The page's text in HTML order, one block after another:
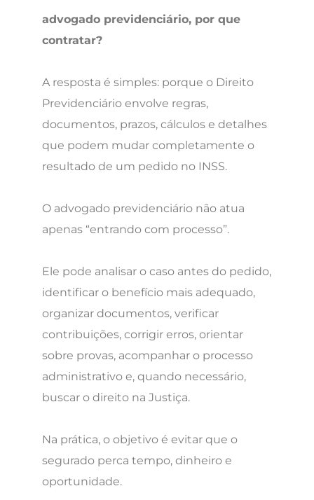
advogado previdenciário, por que
contratar?
A resposta é simples: porque o Direito
Previdenciário envolve regras,
documentos, prazos, cálculos e detalhes
que podem mudar completamente o
resultado de um pedido no INSS.
O advogado previdenciário não atua
apenas “entrando com processo”.
Ele pode analisar o caso antes do pedido,
identificar o benefício mais adequado,
organizar documentos, verificar
contribuições, corrigir erros, orientar
sobre provas, acompanhar o processo
administrativo e, quando necessário,
buscar o direito na Justiça.
Na prática, o objetivo é evitar que o
segurado perca tempo, dinheiro e
oportunidade.